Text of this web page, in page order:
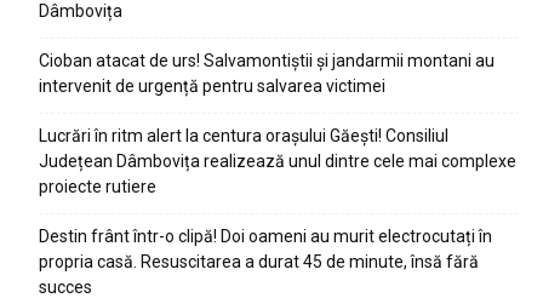
Dâmbovița
Cioban atacat de urs! Salvamontiștii și jandarmii montani au
intervenit de urgență pentru salvarea victimei
Lucrări în ritm alert la centura orașului Găești! Consiliul
Județean Dâmbovița realizează unul dintre cele mai complexe
proiecte rutiere
Destin frânt într-o clipă! Doi oameni au murit electrocutați în
propria casă. Resuscitarea a durat 45 de minute, însă fără
succes